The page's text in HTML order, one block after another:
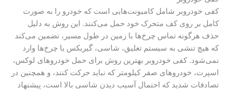
کفی خودروبر شامل کامیونت‌هایی است که خودرو را به صورت
کامل بر روی کف متحرک خود حمل می‌کنند. این روش به دلیل
حذف هرگونه تماس چرخ‌ها با زمین در طول مسیر، تضمین می‌کند
که هیچ تنشی به سیستم تعلیق، شاسی، گیربکس یا چرخ‌ها وارد
نمی‌شود. کفی خودروبر بهترین روش برای حمل خودروهای لوکس،
اسپرت، خودروهای صفر کیلومتر که نباید حرکت کنند، و همچنین در
تصادفات شدید که احتمال آسیب دیدن شاسی بالا است، پیشنهاد